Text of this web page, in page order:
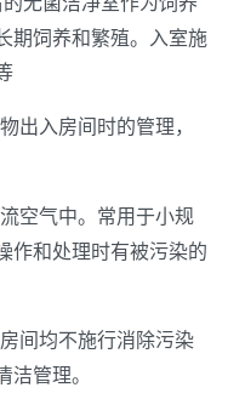
期饲养和繁殖。入室施
出入房间时的管理，
空气中。常用于小规
作和处理时有被污染的
间均不施行消除污染
管理。